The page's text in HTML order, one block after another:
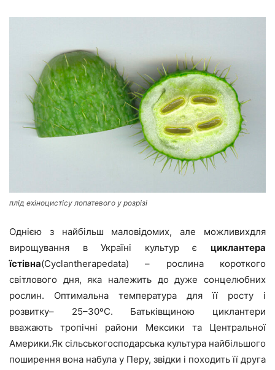
плід ехіноцистісу лопатевого у розрізі
Однією з найбільш маловідомих, але можливихдля
вирощування в Україні культур є циклантера
їстівна(Cyclantherapedata) – рослина короткого
світлового дня, яка належить до дуже сонцелюбних
рослин. Оптимальна температура для її росту і
розвитку– 25–30ºС. Батьківщиною циклантери
вважають тропічні райони Мексики та Центральної
Америки.Як сільськогосподарська культура найбільшого
поширення вона набула у Перу, звідки і походить її друга